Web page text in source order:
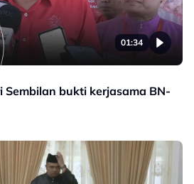
01:34
Sembilan bukti kerjasama BN-